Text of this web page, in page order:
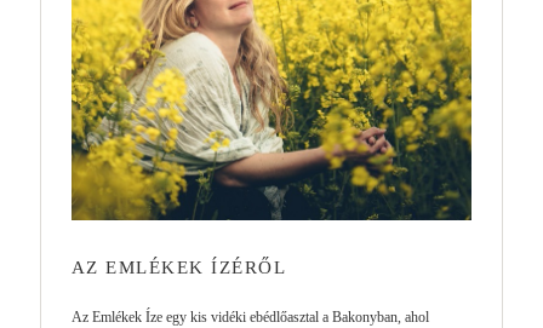
AZ EMLÉKEK ÍZÉRŐL
Az Emlékek Íze egy kis vidéki ebédlőasztal a Bakonyban, ahol